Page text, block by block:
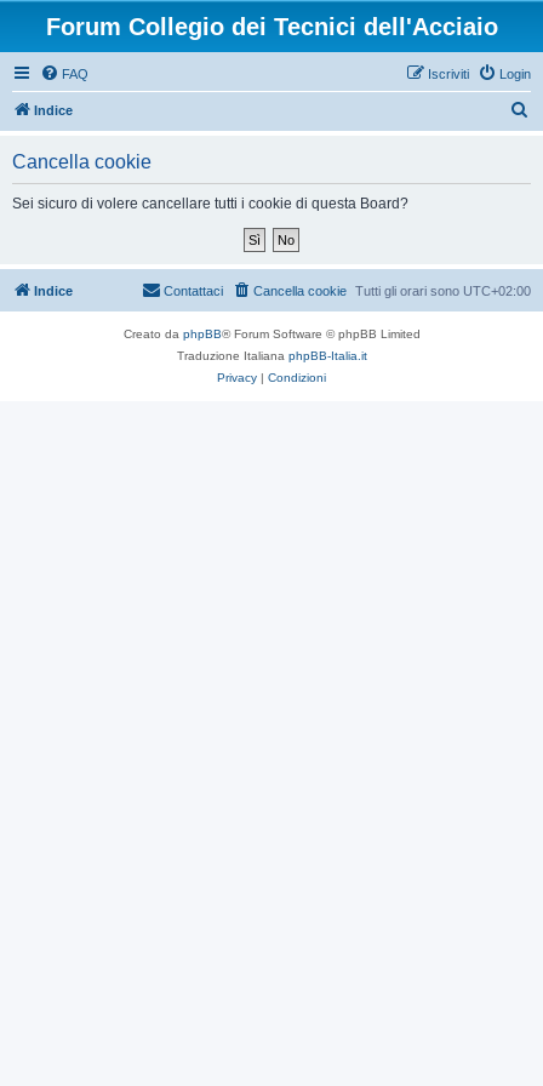
Forum Collegio dei Tecnici dell'Acciaio
FAQ Login
Iscriviti
Indice
Cancella cookie
Sei sicuro di volere cancellare tutti i cookie di questa Board?
Indice Tutti gli orari sono UTC+02:00
Cancella cookie
Contattaci
Creato da phpBB® Forum Software © phpBB Limited
Traduzione Italiana phpBB-Italia.it
Privacy | Condizioni